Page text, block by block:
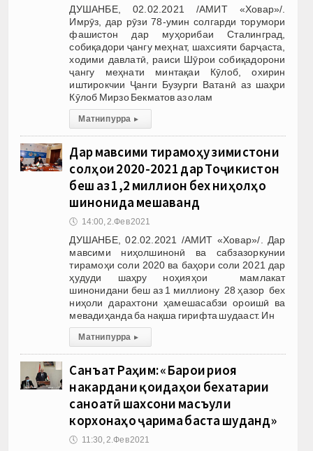
ДУШАНБЕ, 02.02.2021 /АМИТ «Ховар»/.
Имрӯз, дар рӯзи 78-умин солгарди торумори
фашистон дар муҳорибаи Сталинград,
собиқадори ҷангу меҳнат, шахсияти барҷаста,
ходими давлатӣ, раиси Шӯрои собиқадорони
ҷангу меҳнати минтақаи Кӯлоб, охирин
иштирокчии Ҷанги Бузурги Ватанӣ аз шаҳри
Кӯлоб Мирзо Бекматов аз олам
Матни пурра ▸
Дар мавсими тирамоҳу зимистони
солҳои 2020-2021 дар Тоҷикистон
беш аз 1,2 миллион бех ниҳолҳо
шинонида мешаванд
🕔 14:00, 2.Фев 2021
ДУШАНБЕ, 02.02.2021 /АМИТ «Ховар»/. Дар
мавсими ниҳолшинонӣ ва сабзазоркунии
тирамоҳи соли 2020 ва баҳори соли 2021 дар
ҳудуди шаҳру ноҳияҳои мамлакат
шинонидани беш аз 1 миллиону 28 ҳазор бех
ниҳоли дарахтони ҳамешасабзи ороишӣ ва
мевадиҳанда ба нақша гирифта шудааст. Ин
Матни пурра ▸
Санъат Раҳим: «Барои риоя
накардани қоидаҳои бехатарии
саноатӣ шахсони масъули
корхонаҳо ҷарима баста шуданд»
🕔 11:30, 2.Фев 2021